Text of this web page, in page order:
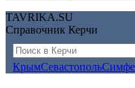
TAVRIKA.SU
Справочник Керчи
КрымСевастополь